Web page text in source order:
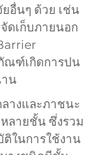
อื่นๆ ด้วย เช่น
ดเก็บภายนอก
ณฑ์เกิดการปน
าน
างและภาชนะ
ลายชั้น ซึ่งรวม
ในการใช้งาน